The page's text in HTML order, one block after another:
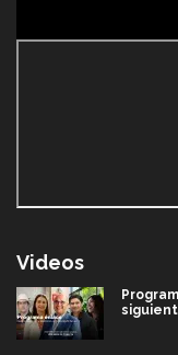
Videos